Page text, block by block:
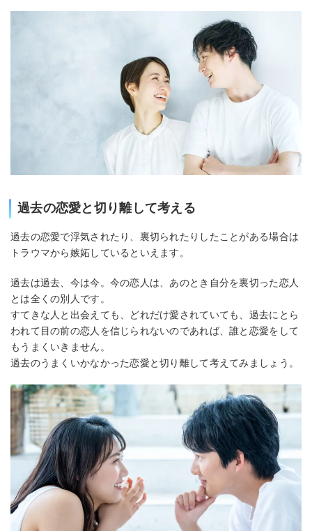
過去の恋愛と切り離して考える
過去の恋愛で浮気されたり、裏切られたりしたことがある場合は
トラウマから嫉妬しているといえます。
過去は過去、今は今。今の恋人は、あのとき自分を裏切った恋人
とは全くの別人です。
すてきな人と出会えても、どれだけ愛されていても、過去にとら
われて目の前の恋人を信じられないのであれば、誰と恋愛をして
もうまくいきません。
過去のうまくいかなかった恋愛と切り離して考えてみましょう。